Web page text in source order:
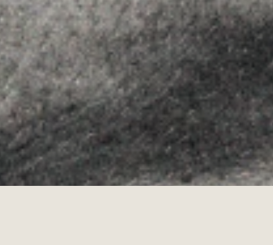
Youtube
Allyon — Barcelona, Spain
Copyrights © 2026 LEGAL NOTICE ·
COOKIES POLICY· PRIVACY POLICY